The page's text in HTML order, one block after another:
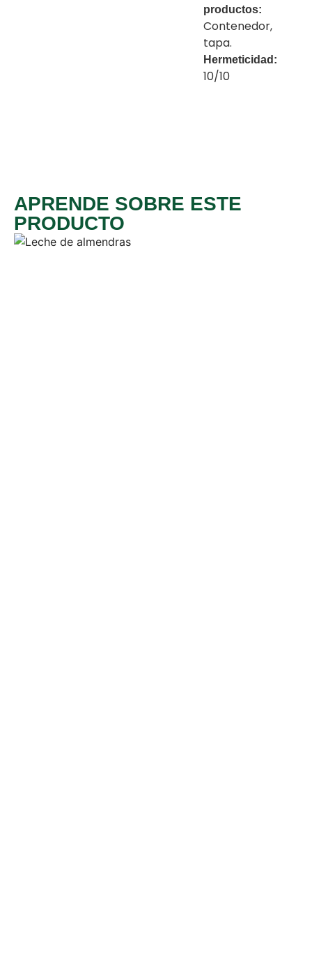
productos:
Contenedor,
tapa.
Hermeticidad:
10/10
APRENDE SOBRE ESTE
PRODUCTO